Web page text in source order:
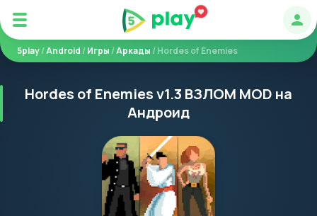
5play/Android /Игры /Аркады / Hordes of Enemies
Hordes of Enemies v1.3 ВЗЛОМ MOD на
Андроид